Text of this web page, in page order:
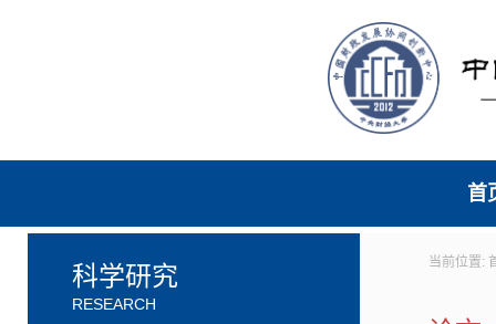
首
科学研究
RESEARCH
当前位置: